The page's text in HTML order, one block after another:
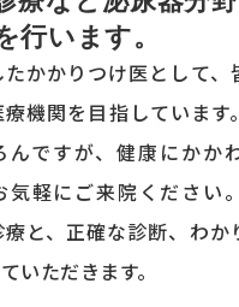
行います。
かかりつけ医として、
機関を目指しています
んですが、健康にかか
気軽にご来院ください
と、正確な診断、わ
いただきます。